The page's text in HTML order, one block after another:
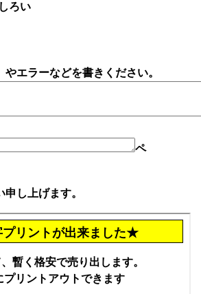
ろい
エラーなどを書きください。
ペ
し上げます。